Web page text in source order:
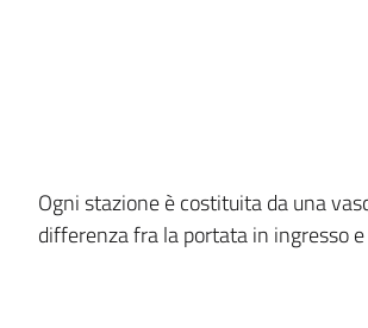
Ogni stazione è costituita da una
differenza fra la portata in ingresso